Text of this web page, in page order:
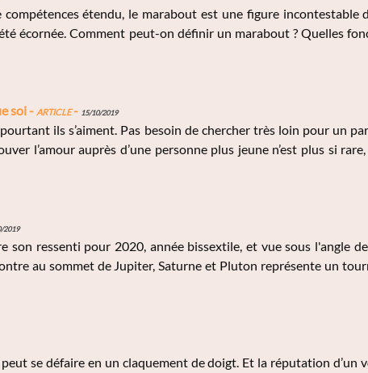
étendu, le marabout est une figure incontestable
écornée. Comment peut-on définir un marabout ? Quelles
soi -Article- 15/10/2019
ils s’aiment. Pas besoin de chercher très loin pour un
l’amour auprès d’une personne plus jeune n’est plus si
2019
son ressenti pour 2020, année bissextile, et vue sous l'angle
au sommet de Jupiter, Saturne et Pluton représente un
se défaire en un claquement de doigt. Et la réputation d’un